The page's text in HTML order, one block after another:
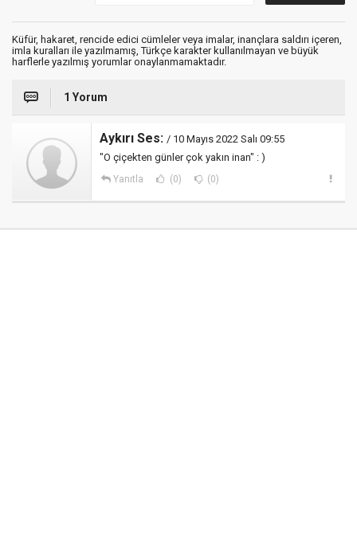
Küfür, hakaret, rencide edici cümleler veya imalar, inançlara saldırı içeren,
imla kuralları ile yazılmamış, Türkçe karakter kullanılmayan ve büyük
harflerle yazılmış yorumlar onaylanmamaktadır.
1 Yorum
Aykırı Ses: / 10 Mayıs 2022 Salı 09:55
"O çiçekten günler çok yakın inan" : )
Yanıtla (0) (0)